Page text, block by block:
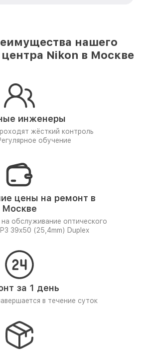
нашего
Nikon в Москве
инженеры
жёсткий контроль
обучение
цены на ремонт в
Москве
обслуживание оптического
39x50 (25,4mm) Duplex
за 1 день
в течение суток